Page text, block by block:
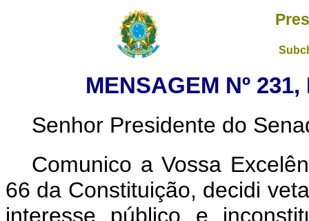
MENSAGEM Nº
Senhor Presidente do
Comunico a Vossa
66 da Constituição, decidi
interesse público e